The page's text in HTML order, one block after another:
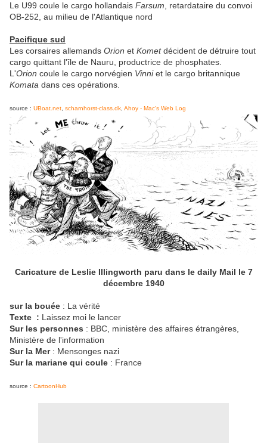
Le U99 coule le cargo hollandais Farsum , retardataire du convoi
OB-252, au milieu de l'Atlantique nord
Pacifique sud
Les corsaires allemands Orion et Kometdécident de détruire tout
cargo quittant l'île de Nauru, productrice de phosphates.
L'Orion coule le cargo norvégien Vinniet le cargo britannique
Komata dans ces opérations.
source : UBoat.net scharnhorst-class.dk Ahoy - Mac's Web Log
Caricature de Leslie Illingworth paru dans le daily Mail le 7
décembre 1940
sur la bouée : La vérité
Texte : Laissez moi le lancer
Sur les personnes : BBC, ministère des affaires étrangères,
Ministère de l'information
Sur la Mer: Mensonges nazi
Sur la mariane qui coule : France
source : CartoonHub